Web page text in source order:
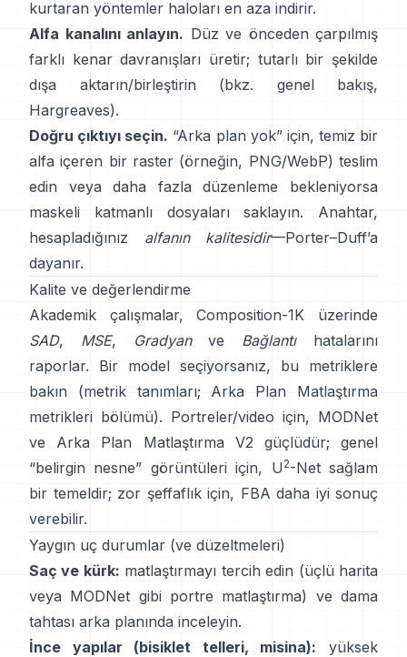
kurtaran yöntemler haloları en aza indirir.
Alfa kanalını anlayın. Düz ve önceden çarpılmış
farklı kenar davranışları üretir; tutarlı bir şekilde
dışa aktarın/birleştirin (bkz.
genel bakış,
Hargreaves).
Doğru çıktıyı seçin. “Arka plan yok” için, temiz bir
alfa içeren bir raster (örneğin, PNG/WebP) teslim
edin veya daha fazla düzenleme bekleniyorsa
maskeli katmanlı dosyaları saklayın. Anahtar,
hesapladığınız alfanın kalitesidir—Porter–Duff’a
dayanır.
Kalite ve değerlendirme
Akademik çalışmalar,Composition-1K üzerinde
SAD, MSE, Gradyanve Bağlantıhatalarını
raporlar. Bir model seçiyorsanız, bu metriklere
bakın
(metrik tanımları;
Arka Plan Matlaştırma
metrikleri bölümü). Portreler/video için, MODNet
ve
Arka Plan Matlaştırma V2güçlüdür; genel
“belirgin nesne” görüntüleri için, U2-Netsağlam
bir temeldir; zor şeffaflık için, FBA daha iyi sonuç
verebilir.
Yaygın uç durumlar (ve düzeltmeleri)
Saç ve kürk: matlaştırmayı tercih edin (üçlü harita
veya MODNet gibi portre matlaştırma) ve dama
tahtası arka planında inceleyin.
İnce yapılar (bisiklet telleri, misina): yüksek